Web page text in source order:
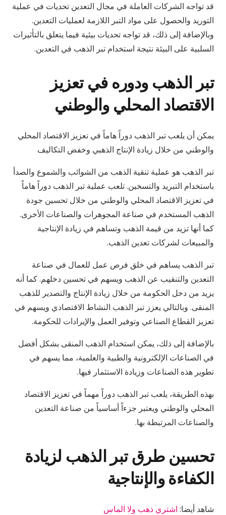
قد تواجه الشركات العاملة في مجال التعدين تحديات في عملية
التوريد والحصول على مواد التبر اللازمة لعمليات التعدين.
وبالإضافة إلى ذلك، قد تواجه تحديات بيئية فيما يتعلق بالتأثيرات
السلبية على البيئة نتيجة استخدام تبر الذهب في التعدين.
تبر الذهب ودوره في تعزيز
الاقتصاد المحلي والوطني
يمكن أن يلعب تبر الذهب دوراً هاماً في تعزيز الاقتصاد المحلي
والوطني من خلال زيادة الإنتاج الذهبي وخفض التكاليف
تبر الذهب هو عملية تنقية الذهب من الشوائب والشموع والصدأ
باستخدام التبريد والتسخين. تلعب عملية تبر الذهب دوراً هاماً
في تعزيز الاقتصاد المحلي والوطني من خلال تحسين جودة
الذهب المستخدم في صناعة المجوهرات والصناعات الأخرى.
كما أنها تزيد من قيمة الذهب وتساهم في زيادة الإنتاجية
والمبيعات لشركات تعدين الذهب.
تبر الذهب يساهم في خلق فرص عمل للعمال في صناعة
التعدين والتنقيب عن الذهب ويسهم في تحسين دخلهم. كما أنه
يزيد من دخل الحكومة من خلال زيادة الإنتاج والتصدير للذهب
المنقى. وبالتالي يعزز تبر الذهب النشاط الاقتصادي ويسهم في
تعزيز القطاع الصناعي وتوفير العمل والإيرادات للحكومة.
بالإضافة إلى ذلك، يمكن استخدام الذهب المنقى بشكل أفضل
في الصناعات الإلكترونية والطبية والعلمية، مما يسهم في
تطوير هذه الصناعات وزيادة الاستثمار فيها.
بهذه الطريقة، يلعب تبر الذهب دوراً مهماً في تعزيز الاقتصاد
المحلي والوطني ويعتبر جزءاً أساسياً من صناعة التعدين
والصناعات المرتبطة بها.
تحسين طرق تبر الذهب لزيادة
الكفاءة والإنتاجية
شاهد أيضا: اشتري ذهب ولا الماس